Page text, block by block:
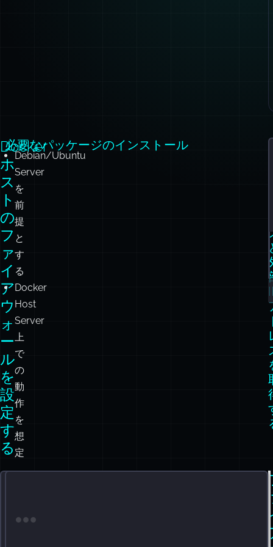
Docker
ホ
ス
ト
の
フ
ァ
イ
ア
ウ
ォ
ー
ル
を
設
定
す
る
Debian/Ubuntu
Server
を
前
提
と
す
る
Docker
Host
Server
上
で
の
動
作
を
想
定
必要なパッケージのインストール
フ
ア